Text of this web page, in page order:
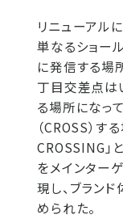
リニューアル
単なるショー
に発信する場
丁目交差点は
る場所になっ
（CROSS）す
CROSSING」
をメインター
現し、ブラン
められた。